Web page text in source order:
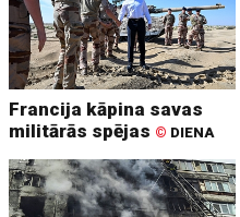
Francija kāpina savas
militārās spējas © DIENA